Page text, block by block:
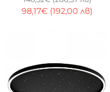
98,17€ (192,00 лв)